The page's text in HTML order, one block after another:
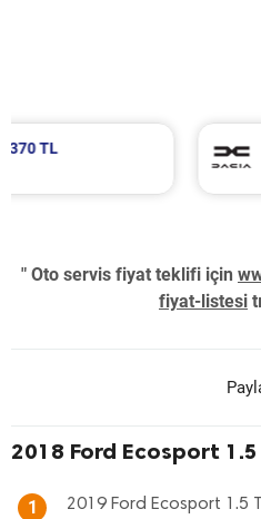
Dacia Duster
2021 Model
" Oto servis fiyat teklifi için
fiyat-listesi
2018 Ford Ecosport 1.5
1 2019 Ford Ecosport 1.5